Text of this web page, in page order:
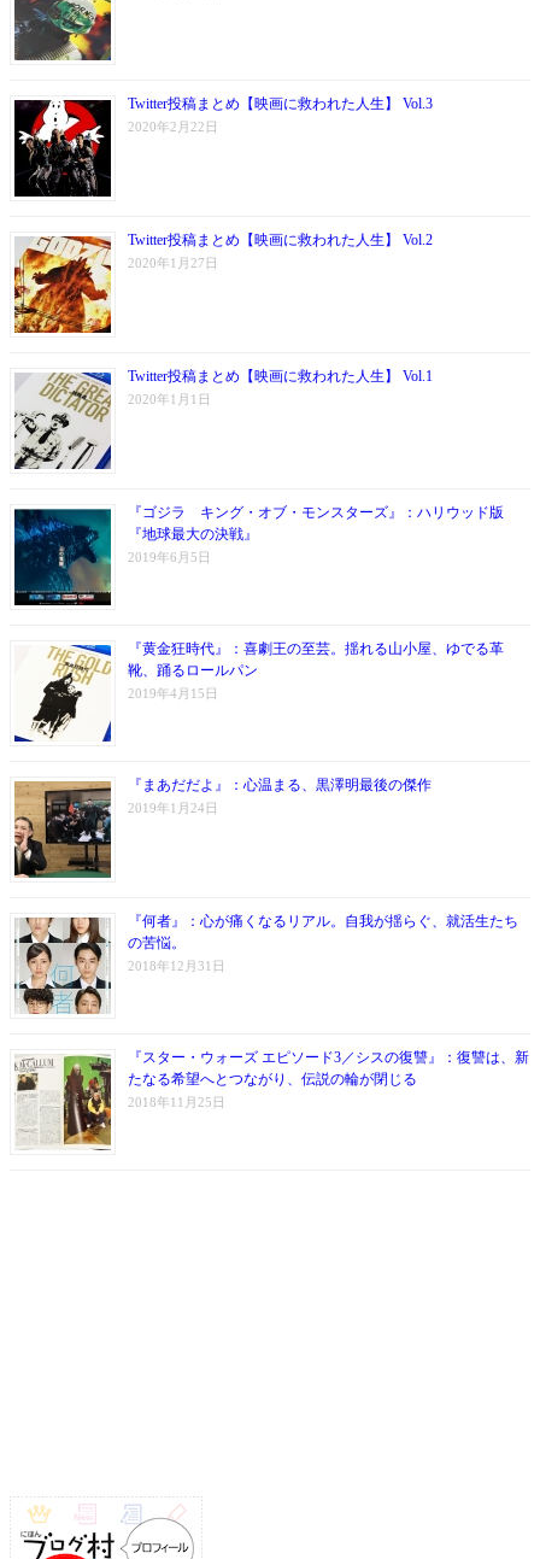
Twitter投稿まとめ【映画に救われた人生】 Vol.3
2020年2月22日
Twitter投稿まとめ【映画に救われた人生】 Vol.2
2020年1月27日
Twitter投稿まとめ【映画に救われた人生】 Vol.1
2020年1月1日
『ゴジラ キング・オブ・モンスターズ』：ハリウッド版
『地球最大の決戦』
2019年6月5日
『黄金狂時代』：喜劇王の至芸。揺れる山小屋、ゆでる革
靴、踊るロールパン
2019年4月15日
『まあだだよ』：心温まる、黒澤明最後の傑作
2019年1月24日
『何者』：心が痛くなるリアル。自我が揺らぐ、就活生たち
の苦悩。
2018年12月31日
『スター・ウォーズ エピソード3／シスの復讐』：復讐は、新
たなる希望へとつながり、伝説の輪が閉じる
2018年11月25日